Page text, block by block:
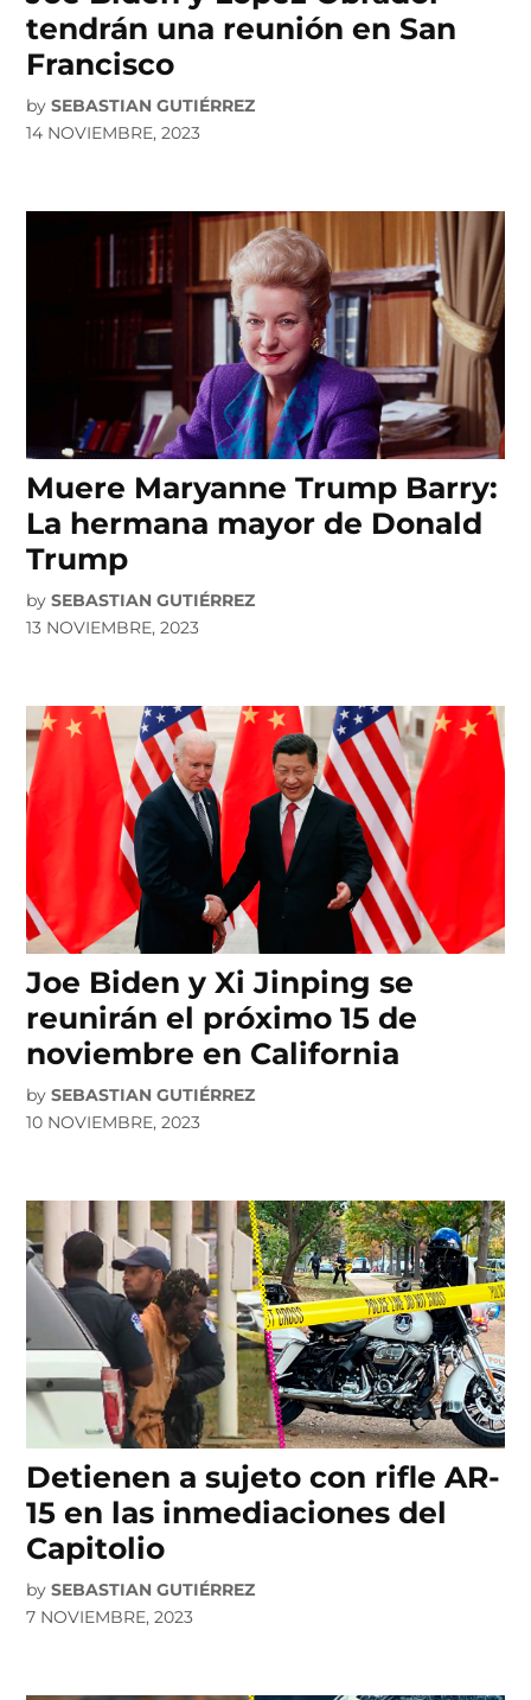
tendrán una reunión en San
Francisco
by SEBASTIAN GUTIÉRREZ
14 NOVIEMBRE, 2023
Muere Maryanne Trump Barry:
La hermana mayor de Donald
Trump
by SEBASTIAN GUTIÉRREZ
13 NOVIEMBRE, 2023
Joe Biden y Xi Jinping se
reunirán el próximo 15 de
noviembre en California
by SEBASTIAN GUTIÉRREZ
10 NOVIEMBRE, 2023
Detienen a sujeto con rifle AR-
15 en las inmediaciones del
Capitolio
by SEBASTIAN GUTIÉRREZ
7 NOVIEMBRE, 2023